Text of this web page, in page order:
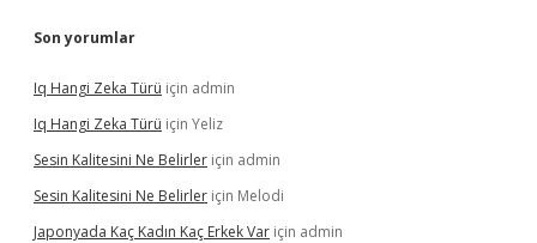
Son yorumlar
Iq Hangi Zeka Türü için admin
Iq Hangi Zeka Türü için Yeliz
Sesin Kalitesini Ne Belirler için admin
Sesin Kalitesini Ne Belirler için Melodi
Japonyada Kaç Kadın Kaç Erkek Var için admin